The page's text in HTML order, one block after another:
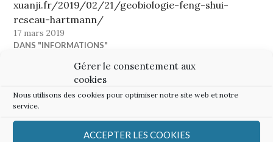
Gérer le consentement aux
cookies
Nous utilisons des cookies pour optimiser notre site web et notre
service.
ACCEPTER LES COOKIES
xuanji.fr/2019/02/21/geobiologie-feng-shui-
reseau-hartmann/
17 mars 2019
DANS "INFORMATIONS"
La géobiologie de l’habitat
La géobiologie de l’habitat
https://lekarma.wordpress.com/2019/01/24/la-
geobiologie-de-lhabitat/ — À lire sur
lekarma.wordpress.com/2019/01/24/la-